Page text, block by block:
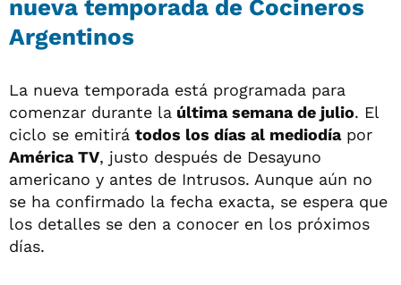
nueva temporada de Cocineros
Argentinos
La nueva temporada está programada para
comenzar durante la última semana de julio. El
ciclo se emitirá todos los días al mediodíapor
América TV, justo después de Desayuno
americano y antes de Intrusos. Aunque aún no
se ha confirmado la fecha exacta, se espera que
los detalles se den a conocer en los próximos
días.